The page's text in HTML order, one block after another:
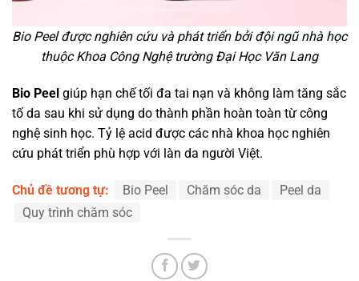
Bio Peel được nghiên cứu và phát triển bởi đội ngũ nhà học
thuộc Khoa Công Nghệ trường Đại Học Văn Lang
Bio Peel giúp hạn chế tối đa tai nạn và không làm tăng sắc
tố da sau khi sử dụng do thành phần hoàn toàn từ công
nghệ sinh học. Tỷ lệ acid được các nhà khoa học nghiên
cứu phát triển phù hợp với làn da người Việt.
Chủ đề tương tự: Bio Peel Chăm sóc da
Peel da
Quy trình chăm sóc